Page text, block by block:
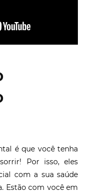
é que você tenha
Por isso, eles
com a sua saúde
Estão com você em